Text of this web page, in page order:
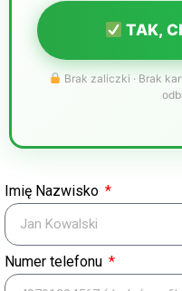
TAK,
Brak zaliczki · Brak
Imię Nazwisko
Numer telefonu